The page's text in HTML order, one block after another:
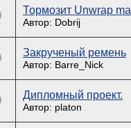
Тормозит Unwrap
Автор: Dobrij
Закрученый ремень
Автор: Barre_Nick
Дипломный проект.
Автор: platon